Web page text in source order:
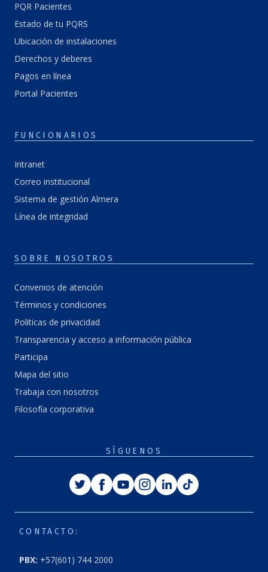
PQR Pacientes
Estado de tu PQRS
Ubicación de instalaciones
Derechos y deberes
Pagos en línea
Portal Pacientes
FUNCIONARIOS
Intranet
Correo institucional
Sistema de gestión Almera
Línea de integridad
SOBRE NOSOTROS
Convenios de atención
Términos y condiciones
Politicas de privacidad
Transparencia y acceso a información pública
Participa
Mapa del sitio
Trabaja con nosotros
Filosofía corporativa
SÍGUENOS
TwitterFacebook
YoutubeInstagram
LinkedinTiktok
CONTACTO:
PBX: +57(601) 744 2000